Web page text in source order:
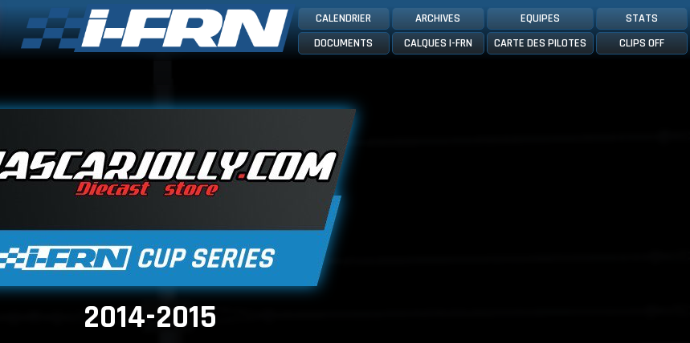
CALENDRIER ARCHIVES EQUIPES
STATS
DOCUMENTS
CALQUES I-FRN CARTE DES PILOTES CLIPS OFF
2014-2015